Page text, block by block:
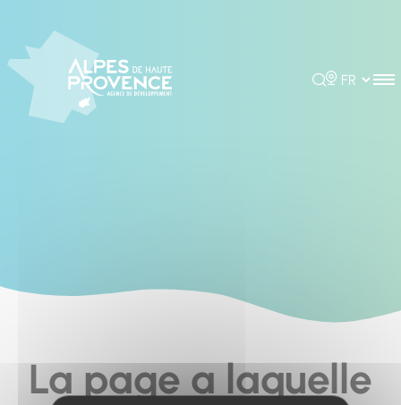
Rechercher
Choisir la
La page a laquelle